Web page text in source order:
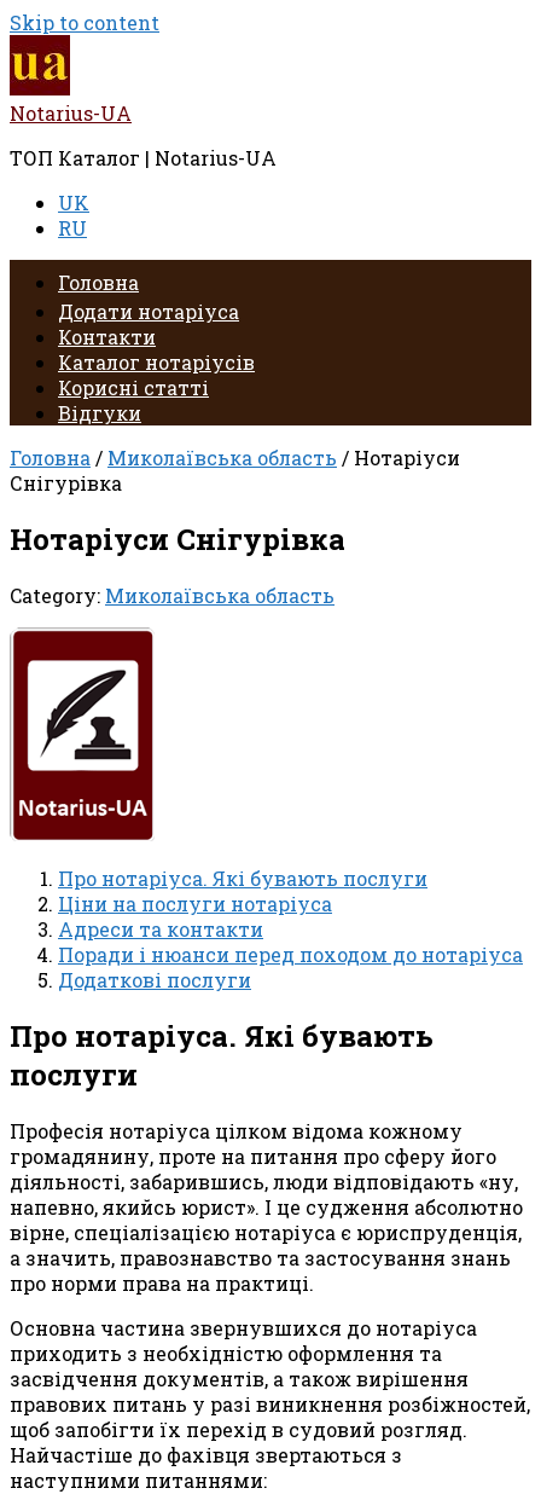
Skip to content
Notarius-UA
ТОП Каталог | Notarius-UA
UK
RU
Головна
Додати нотаріуса
Контакти
Каталог нотаріусів
Корисні статті
Відгуки
Головна / Миколаївська область / Нотаріуси
Снігурівка
Нотаріуси Снігурівка
Category: Миколаївська область
Про нотаріуса. Які бувають послуги
Ціни на послуги нотаріуса
Адреси та контакти
Поради і нюанси перед походом до нотаріуса
Додаткові послуги
Про нотаріуса. Які бувають
послуги
Професія нотаріуса цілком відома кожному
громадянину, проте на питання про сферу його
діяльності, забарившись, люди відповідають «ну,
напевно, якийсь юрист». І це судження абсолютно
вірне, спеціалізацією нотаріуса є юриспруденція,
а значить, правознавство та застосування знань
про норми права на практиці.
Основна частина звернувшихся до нотаріуса
приходить з необхідністю оформлення та
засвідчення документів, а також вирішення
правових питань у разі виникнення розбіжностей,
щоб запобігти їх перехід в судовий розгляд.
Найчастіше до фахівця звертаються з
наступними питаннями: